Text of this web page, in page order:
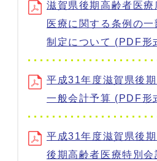
滋賀県後期高齢者医
医療に関する条例の
制定について (PDF
平成31年度滋賀県後
一般会計予算 (PDF
平成31年度滋賀県後
後期高齢者医療特別会